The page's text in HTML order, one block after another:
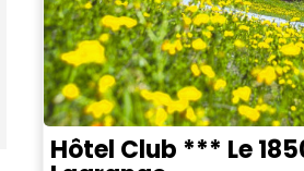
Hôtel Club *** Le